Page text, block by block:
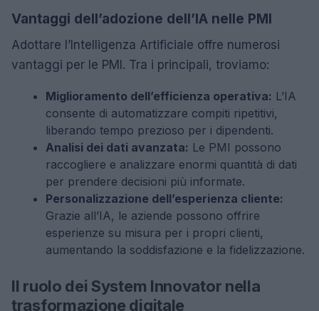
Vantaggi dell’adozione dell’IA nelle PMI
Adottare l’Intelligenza Artificiale offre numerosi
vantaggi per le PMI. Tra i principali, troviamo:
Miglioramento dell’efficienza operativa: L’IA
consente di automatizzare compiti ripetitivi,
liberando tempo prezioso per i dipendenti.
Analisi dei dati avanzata: Le PMI possono
raccogliere e analizzare enormi quantità di dati
per prendere decisioni più informate.
Personalizzazione dell’esperienza cliente:
Grazie all’IA, le aziende possono offrire
esperienze su misura per i propri clienti,
aumentando la soddisfazione e la fidelizzazione.
Il ruolo dei System Innovator nella
trasformazione digitale